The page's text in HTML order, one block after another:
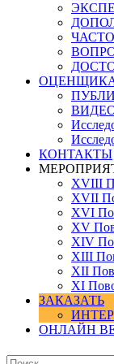
КОНТАКТЫ
XVIII
XVII
XVI
ХV
ХIV
ХIII
ХII
XI
ЗАКАЗАТЬ
ОНЛАЙН